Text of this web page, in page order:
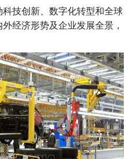
技创新、数字化转型和全球
经济形势及企业发展全景，